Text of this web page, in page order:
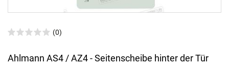
(0)
Ahlmann AS4 / AZ4 - Seitenscheibe hinter der Tür